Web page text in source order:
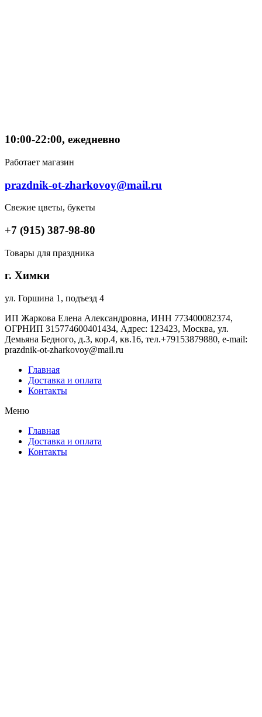
10:00-22:00, ежедневно
Работает магазин
prazdnik-ot-zharkovoy@mail.ru
Свежие цветы, букеты
+7 (915) 387-98-80
Товары для праздника
г. Химки
ул. Горшина 1, подъезд 4
ИП Жаркова Елена Александровна, ИНН 773400082374,
ОГРНИП 315774600401434, Адрес: 123423, Москва, ул.
Демьяна Бедного, д.3, кор.4, кв.16, тел.+79153879880, e-mail:
prazdnik-ot-zharkovoy@mail.ru
Главная
Доставка и оплата
Контакты
Меню
Главная
Доставка и оплата
Контакты